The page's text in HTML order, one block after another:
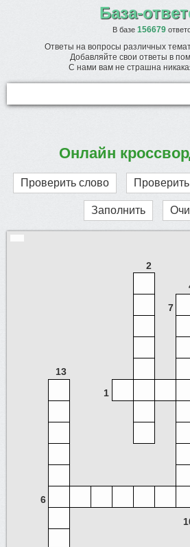
База-
В базе 156679
Ответы на вопросы различных
Добавляйте свои ответы в
С нами вам не страшна
Онлайн
Проверить слово
Заполнить
2
7
13
1
6